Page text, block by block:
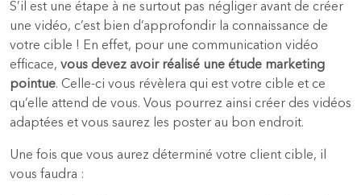
S’il est une étape à ne surtout pas négliger avant de créer
une vidéo, c’est bien d’approfondir la connaissance de
votre cible ! En effet, pour une communication vidéo
efficace, vous devez avoir réalisé une étude marketing
pointue. Celle-ci vous révèlera qui est votre cible et ce
qu’elle attend de vous. Vous pourrez ainsi créer des vidéos
adaptées et vous saurez les poster au bon endroit.
Une fois que vous aurez déterminé votre client cible, il
vous faudra :